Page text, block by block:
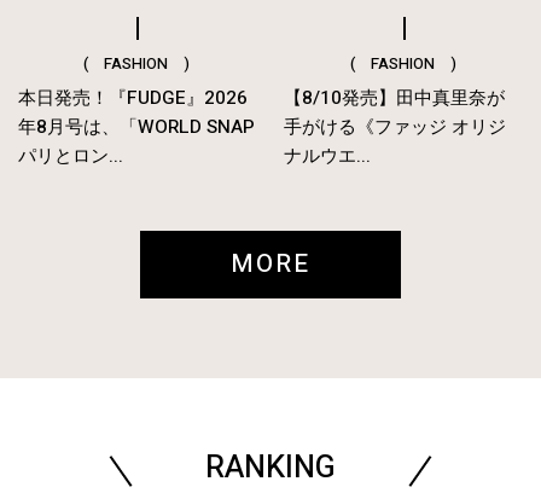
( FASHION )
本日発売！『FUDGE』2026
年8月号は、「WORLD SNAP
パリとロン...
( FASHION )
【8/10発売】田中真里奈が
手がける《ファッジ オリジ
ナルウエ...
MORE
RANKING